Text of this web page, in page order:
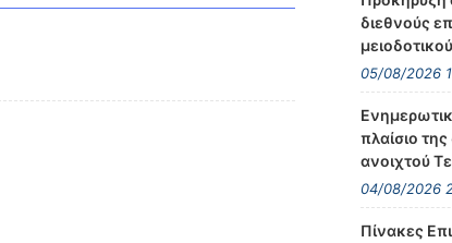
διεθνούς
05/08/2026
πλαίσιο της
ανοιχτού
04/08/2026
Πίνακες